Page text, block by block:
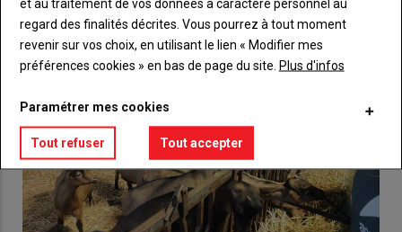
et au traitement de vos données à caractère personnel au
regard des finalités décrites. Vous pourrez à tout moment
revenir sur vos choix, en utilisant le lien « Modifier mes
préférences cookies » en bas de page du site. Plus d'infos
Paramétrer mes cookies
Tout refuser Tout accepter